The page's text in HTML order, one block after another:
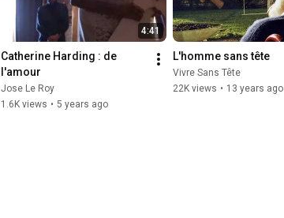
4:41
Catherine Harding : de
l'amour
Jose Le Roy
1.6K views • 5 years ago
L'homme sans tête
Vivre Sans Tête
22K views • 13 years ago